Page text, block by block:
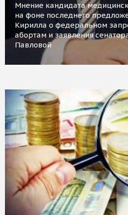
Мнение кандидата
на фоне последнего
Кирилла о федеральном
абортам и заявления
Павловой